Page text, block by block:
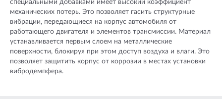
специальными добавками имеет высокий коэффициент
механических потерь. Это позволяет гасить структурные
вибрации, передающиеся на корпус автомобиля от
работающего двигателя и элементов трансмиссии. Материал
устанавливается первым слоем на металлические
поверхности, блокируя при этом доступ воздуха и влаги. Это
позволяет защитить корпус от коррозии в местах установки
вибродемпфера.